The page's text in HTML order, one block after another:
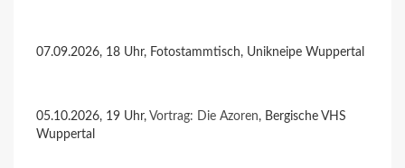
07.09.2026, 18 Uhr, Fotostammtisch, Unikneipe Wuppertal
05.10.2026, 19 Uhr, Vortrag: Die Azoren, Bergische VHS
Wuppertal